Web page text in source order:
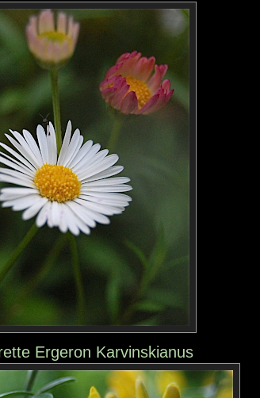
Ergeron Karvinskianus